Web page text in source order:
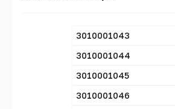
3010001043
3010001044
3010001045
3010001046